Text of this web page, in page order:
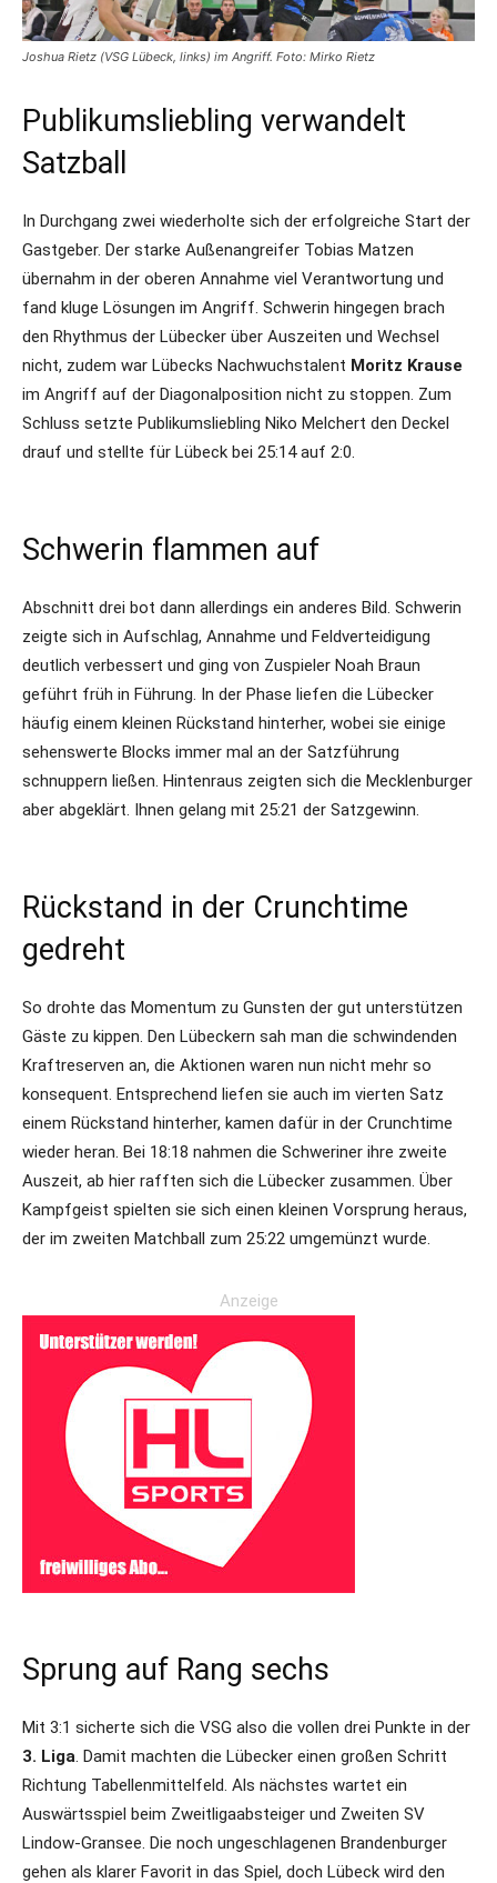
Joshua Rietz (VSG Lübeck, links) im Angriff. Foto: Mirko Rietz
Publikumsliebling verwandelt
Satzball
In Durchgang zwei wiederholte sich der erfolgreiche Start der
Gastgeber. Der starke Außenangreifer Tobias Matzen
übernahm in der oberen Annahme viel Verantwortung und
fand kluge Lösungen im Angriff. Schwerin hingegen brach
den Rhythmus der Lübecker über Auszeiten und Wechsel
nicht, zudem war Lübecks Nachwuchstalent Moritz Krause
im Angriff auf der Diagonalposition nicht zu stoppen. Zum
Schluss setzte Publikumsliebling Niko Melchert den Deckel
drauf und stellte für Lübeck bei 25:14 auf 2:0.
Schwerin flammen auf
Abschnitt drei bot dann allerdings ein anderes Bild. Schwerin
zeigte sich in Aufschlag, Annahme und Feldverteidigung
deutlich verbessert und ging von Zuspieler Noah Braun
geführt früh in Führung. In der Phase liefen die Lübecker
häufig einem kleinen Rückstand hinterher, wobei sie einige
sehenswerte Blocks immer mal an der Satzführung
schnuppern ließen. Hintenraus zeigten sich die Mecklenburger
aber abgeklärt. Ihnen gelang mit 25:21 der Satzgewinn.
Rückstand in der Crunchtime
gedreht
So drohte das Momentum zu Gunsten der gut unterstützen
Gäste zu kippen. Den Lübeckern sah man die schwindenden
Kraftreserven an, die Aktionen waren nun nicht mehr so
konsequent. Entsprechend liefen sie auch im vierten Satz
einem Rückstand hinterher, kamen dafür in der Crunchtime
wieder heran. Bei 18:18 nahmen die Schweriner ihre zweite
Auszeit, ab hier rafften sich die Lübecker zusammen. Über
Kampfgeist spielten sie sich einen kleinen Vorsprung heraus,
der im zweiten Matchball zum 25:22 umgemünzt wurde.
Anzeige
Sprung auf Rang sechs
Mit 3:1 sicherte sich die VSG also die vollen drei Punkte in der
3. Liga. Damit machten die Lübecker einen großen Schritt
Richtung Tabellenmittelfeld. Als nächstes wartet ein
Auswärtsspiel beim Zweitligaabsteiger und Zweiten SV
Lindow-Gransee. Die noch ungeschlagenen Brandenburger
gehen als klarer Favorit in das Spiel, doch Lübeck wird den